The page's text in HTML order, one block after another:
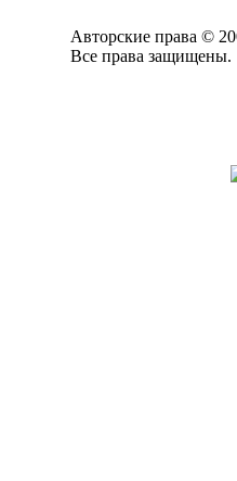
Авторские права ©
Все права защищены.